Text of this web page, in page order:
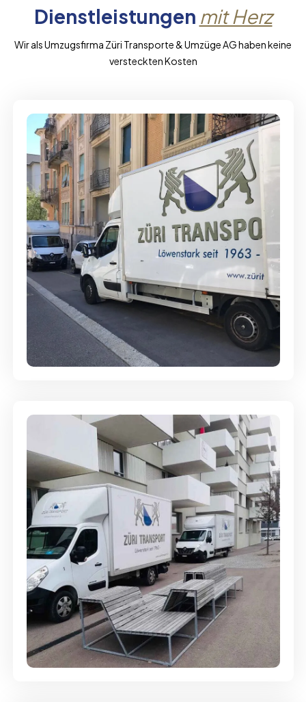
Dienstleistungen mit Herz
Wir als Umzugsfirma Züri Transporte & Umzüge AG haben keine
versteckten Kosten
Full-Service - Für Privatumzüge
Umzugsreinigung - mit
Abgabegarantie